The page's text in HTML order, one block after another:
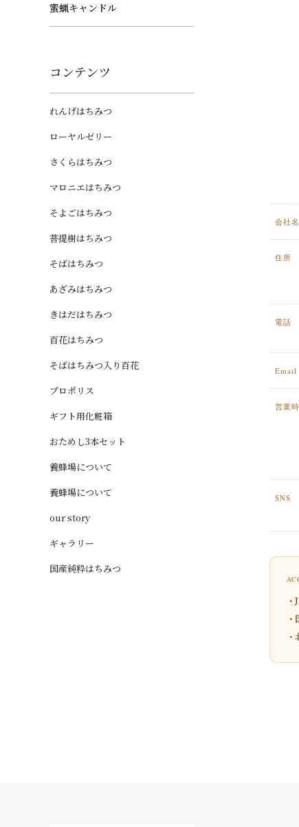
会社名
住所
電話
Email
営業
SNS
蜜蝋キャンドル
コンテンツ
れんげはちみつ
ローヤルゼリー
さくらはちみつ
マロニエはちみつ
そよごはちみつ
菩提樹はちみつ
そばはちみつ
あざみはちみつ
きはだはちみつ
百花はちみつ
そばはちみつ入り百花
プロポリス
ギフト用化粧箱
おためし3本セット
養蜂場について
養蜂場について
our story
ギャラリー
国産純粋はちみつ